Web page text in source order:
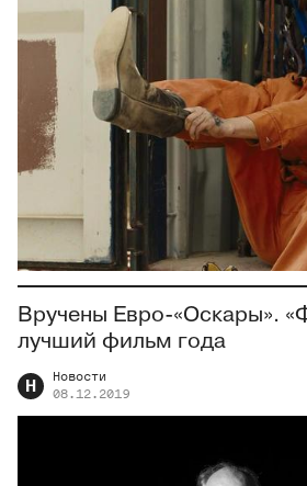
Вручены Евро-«Оскары».
лучший фильм года
Н
Новости
08.12.2019